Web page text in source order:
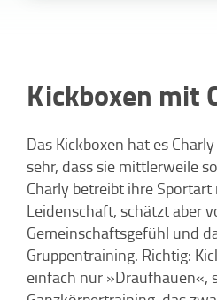
Kickboxen mit
Das Kickboxen hat es
sehr, dass sie mittlerweile
Charly betreibt ihre
Leidenschaft, schätzt aber
Gemeinschaftsgefühl und
Gruppentraining. Richtig:
einfach nur »Draufhauen«,